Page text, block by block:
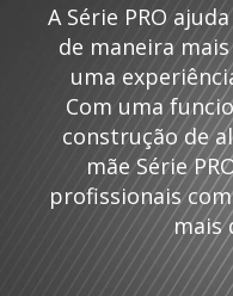
A Série PRO
de maneira
uma
Com uma
construção de
mãe Série
profissionais
mais